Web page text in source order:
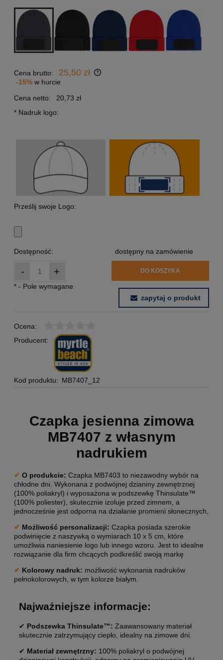
Cena brutto: 25,50 zł
-15% w hurcie
Cena netto:
20,73 zł
* Nadruk logo:
Prześlij swoje Logo:
Dostępność: dostępny na zamówienie
- + DO KOSZYKA
* - Pole wymagane
zapytaj o produkt
Ocena:
Producent:
Kod produktu: MB7407_12
Czapka jesienna zimowa
MB7407 z własnym
nadrukiem
✔ O produkcie: Czapka MB7403 to niezawodny wybór na
chłodne dni. Wykonana z podwójnej dzianiny zewnętrznej
(100% poliakryl) i wyposażona w podszewkę Thinsulate™
(100% poliester), skutecznie izoluje przed zimnem, a
jednocześnie jest odporna na działanie promieni słonecznych,
✔ Możliwość personalizacji: Czapka posiada szerokie
podwinięcie z naszywką o wymiarach 10 x 5 cm, które
umożliwia naniesienie logo lub innego wzoru. Jest to idealne
rozwiązanie dla firm chcących podkreślić swoją markę
✔ Kolorowy nadruk: możliwość wykonania nadruków
pełnokolorowych, w tym kolorze białym.
Najważniejsze informacje:
✔ Podszewka Thinsulate™: Zaawansowany materiał
skutecznie zatrzymujący ciepło, idealny na zimowe dni.
✔ Materiał zewnętrzny: 100% poliakryl o podwójnej